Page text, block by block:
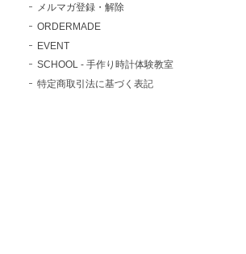
メルマガ登録・解除
ORDERMADE
EVENT
SCHOOL - 手作り時計体験教室
特定商取引法に基づく表記